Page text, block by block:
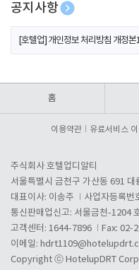
공지사항
[호텔업] 개인정보 처리방침 개정본2
[호텔업] 개인정보 처리방침 개정본
홈
이용약관 유료서비스
주식회사 호텔업디알티
서울특별시 금천구 가산동 691
대표이사: 이송주
사업자등록
통신판매업신고: 서울금천-1204
고객센터: 1644-7896
Fax: 02-
이메일:
Copyright ⓒ HotelupDRT